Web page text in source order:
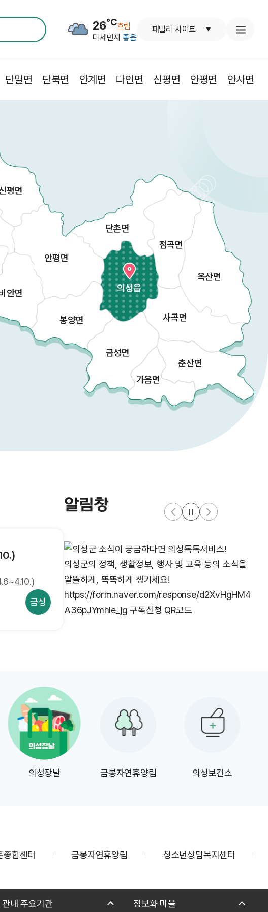
26℃흐림
미세먼지좋음
패밀리 사이트
단밀면 단북면 안계면 다인면 신평면 안평면 안사면
의성읍
단촌면
점곡면
옥산면
사곡면
춘산면
가음면
금성면
봉양면
안면
평면
안평면
금성
알림창
의성장날 금봉자연휴양림 의성보건소
종합센터 금봉자연휴양림 청소년상담복지센터
관내 주요기관 정보화 마을